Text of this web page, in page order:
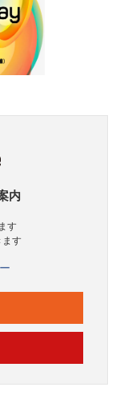
内
す
ます